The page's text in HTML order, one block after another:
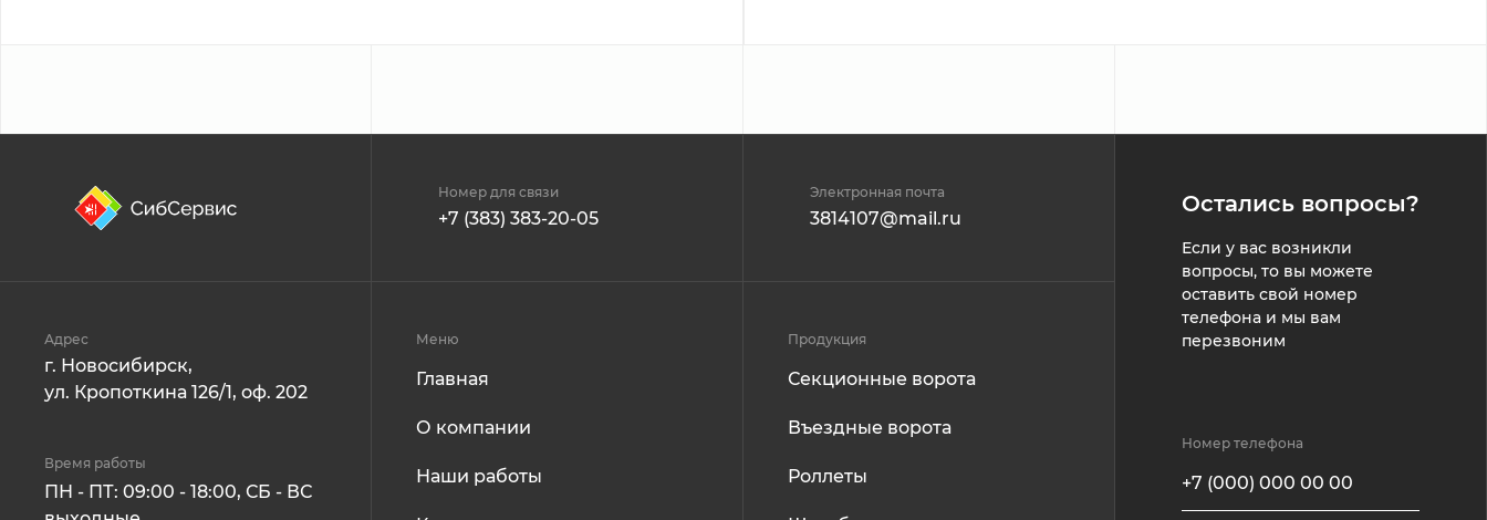
Номер для связи
+7 (383) 383-20-05
Электронная почта
3814107@mail.ru
Адрес
г. Новосибирск,
ул. Кропоткина 126/1, оф. 202
Время работы
ПН - ПТ: 09:00 - 18:00, СБ - ВС
Меню
Главная
О компании
Наши работы
Продукция
Секционные ворота
Въездные ворота
Роллеты
Остались вопросы?
Если у вас возникли
вопросы, то вы можете
оставить свой номер
телефона и мы вам
перезвоним
Номер телефона